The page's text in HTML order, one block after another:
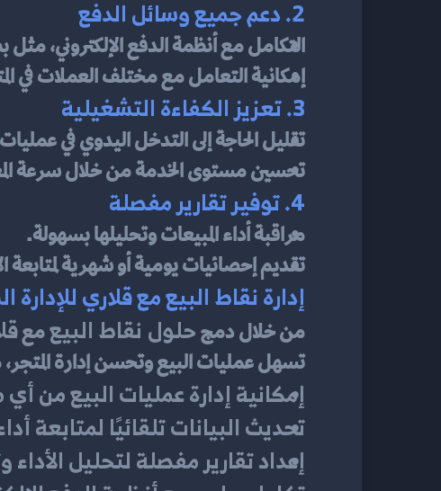
2. دعم جميع وسائل الدفع
التكامل مع أنظمة الدفع الإلكتروني، مثل
إمكانية التعامل مع مختلف العملات في
3. تعزيز الكفاءة التشغيلية
تقليل الحاجة إلى التدخل اليدوي في
تحسين مستوى الخدمة من خلال سرعة
4. توفير تقارير مفصلة
مراقبة أداء المبيعات وتحليلها بسهولة.
تقديم إحصائيات يومية أو شهرية لمتابعة
إدارة نقاط البيع مع قلاري للإدارة
من خلال دمج حلول نقاط البيع مع
تسهل عمليات البيع وتحسن إدارة
إمكانية إدارة عمليات البيع من أي
تحديث البيانات تلقائيًا لمتابعة
إعداد تقارير مفصلة لتحليل